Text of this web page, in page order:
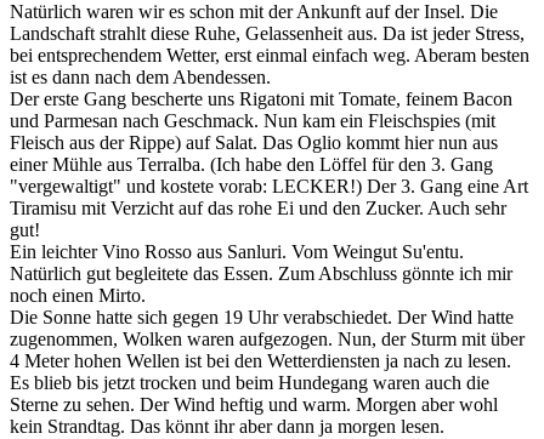
Natürlich waren wir es schon mit der Ankunft auf der Insel. Die
Landschaft strahlt diese Ruhe, Gelassenheit aus. Da ist jeder Stress,
bei entsprechendem Wetter, erst einmal einfach weg. Aberam besten
ist es dann nach dem Abendessen.
Der erste Gang bescherte uns Rigatoni mit Tomate, feinem Bacon
und Parmesan nach Geschmack. Nun kam ein Fleischspies (mit
Fleisch aus der Rippe) auf Salat. Das Oglio kommt hier nun aus
einer Mühle aus Terralba. (Ich habe den Löffel für den 3. Gang
"vergewaltigt" und kostete vorab: LECKER!) Der 3. Gang eine Art
Tiramisu mit Verzicht auf das rohe Ei und den Zucker. Auch sehr
gut!
Ein leichter Vino Rosso aus Sanluri. Vom Weingut Su'entu.
Natürlich gut begleitete das Essen. Zum Abschluss gönnte ich mir
noch einen Mirto.
Die Sonne hatte sich gegen 19 Uhr verabschiedet. Der Wind hatte
zugenommen, Wolken waren aufgezogen. Nun, der Sturm mit über
4 Meter hohen Wellen ist bei den Wetterdiensten ja nach zu lesen.
Es blieb bis jetzt trocken und beim Hundegang waren auch die
Sterne zu sehen. Der Wind heftig und warm. Morgen aber wohl
kein Strandtag. Das könnt ihr aber dann ja morgen lesen.